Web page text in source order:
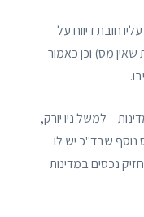
חובת דיווח על
מס) וכן כאמור
– למשל ניו יורק,
נוסף שבד"כ יש לו
כך שמי שמחזיק נכסים במדינות